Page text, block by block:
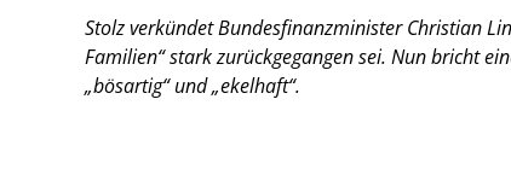
Stolz verkündet Bundesfinanzminister Christian
Familien“ stark zurückgegangen sei. Nun bricht
„bösartig“ und „ekelhaft“.